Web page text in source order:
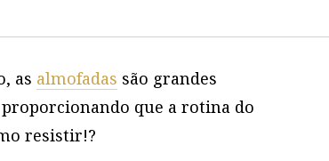
as almofadas são grandes
que a rotina do
resistir!?